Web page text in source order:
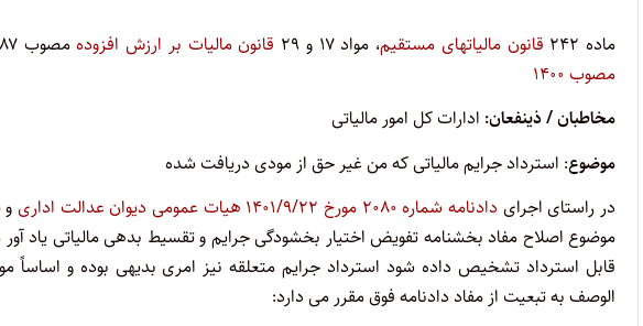
ماده ۲۴۲ قانون مالیاتهای مستقیم، مواد ۱۷ و ۲۹ قانون مالیات بر ارزش افزوده مصوب ۱۳۸۷ و بند (الف) ماده ۲۵
مصوب ۱۴۰۰
مخاطبان / ذینفعان: ادارات کل امور مالیاتی
موضوع: استرداد جرایم مالیاتی که من غیر حق از مودی دریافت شده
در راستای اجرای دادنامه شماره ۲۰۸۰ مورخ ۱۴۰۱/۹/۲۲ هیات عمومی دیوان عدالت اداری
موضوع اصلاح مفاد بخشنامه تفویض اختیار بخشودگی جرایم و تقسیط بدهی مالیاتی یاد
قابل استرداد تشخیص داده شود استرداد جرایم متعلقه نیز امری بدیهی بوده و
الوصف به تبعیت از مفاد دادنامه فوق مقرر می دارد: